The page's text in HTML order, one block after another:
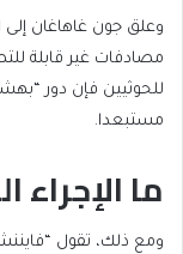
وعلق جون غاهاغان إلى
مصادفات غير قابلة
للحوثيين فإن دور
مستبعدا.
ما الإجراء
ومع ذلك، تقول